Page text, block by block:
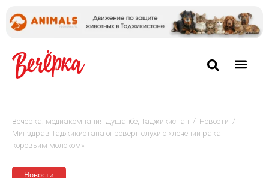
Вечёрка: медиакомпания Душанбе, Таджикистан / Новости /
Минздрав Таджикистана опроверг слухи о «лечении рака
коровьим молоком»
Новости